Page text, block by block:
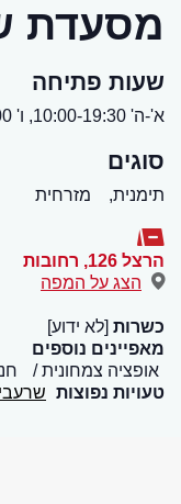
מסעדת
שעות פתיחה
א'-ה' 10:00-19:30, ו' 10:00-14:00
סוגים
תימנית,
מזרחית
הרצל 126 , רחובות
הצג על המפה
כשרות [לא ידוע]
מאפיינים נוספים
אופציה צמחונית
טעויות נפוצות שרעבי